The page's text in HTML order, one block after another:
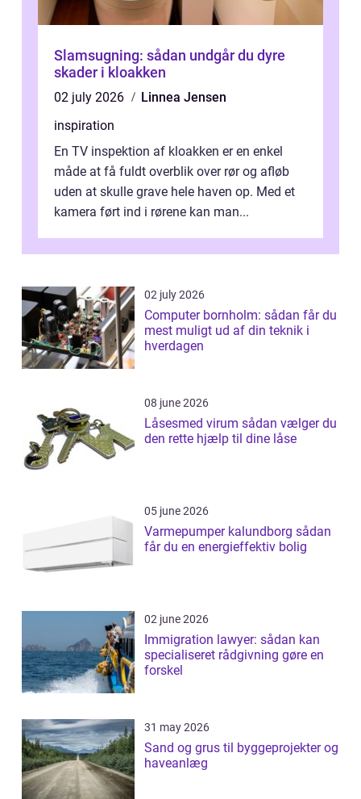
Slamsugning: sådan undgår du dyre
skader i kloakken
02 july 2026
Linnea Jensen
inspiration
En TV inspektion af kloakken er en enkel
måde at få fuldt overblik over rør og afløb
uden at skulle grave hele haven op. Med et
kamera ført ind i rørene kan man...
02 july 2026
Computer bornholm: sådan får du
mest muligt ud af din teknik i
hverdagen
08 june 2026
Låsesmed virum sådan vælger du
den rette hjælp til dine låse
05 june 2026
Varmepumper kalundborg sådan
får du en energieffektiv bolig
02 june 2026
Immigration lawyer: sådan kan
specialiseret rådgivning gøre en
forskel
31 may 2026
Sand og grus til byggeprojekter og
haveanlæg